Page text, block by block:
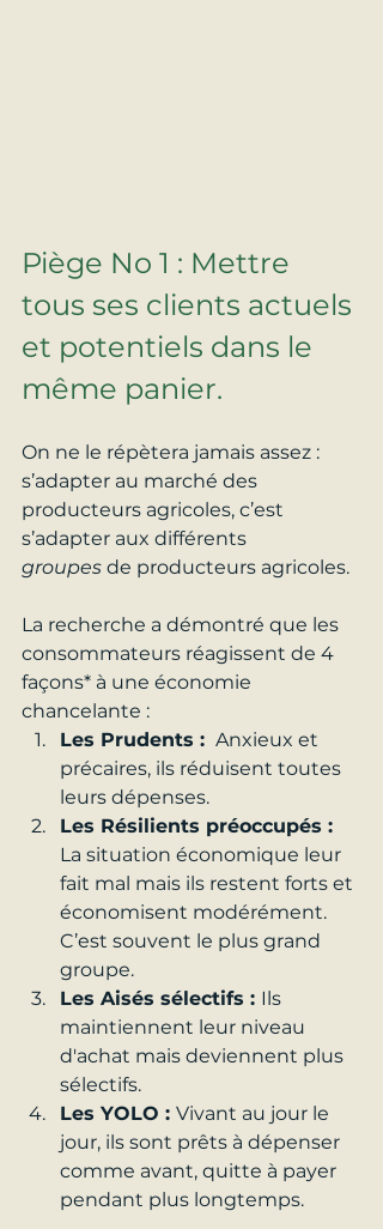
Piège No 1 : Mettre
tous ses clients actuels
et potentiels dans le
même panier.
On ne le répètera jamais assez :
s’adapter au marché des
producteurs agricoles, c’est
s’adapter aux différents
groupes de producteurs agricoles.
La recherche a démontré que les
consommateurs réagissent de 4
façons* à une économie
chancelante :
Les Prudents : Anxieux et
précaires, ils réduisent toutes
leurs dépenses.
Les Résilients préoccupés :
La situation économique leur
fait mal mais ils restent forts et
économisent modérément.
C’est souvent le plus grand
groupe.
Les Aisés sélectifs : Ils
maintiennent leur niveau
d'achat mais deviennent plus
sélectifs.
Les YOLO : Vivant au jour le
jour, ils sont prêts à dépenser
comme avant, quitte à payer
pendant plus longtemps.